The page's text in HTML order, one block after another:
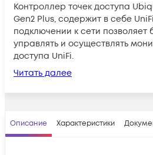
Контроллер точек доступа
Gen2 Plus, содержит в себе
подключении к сети позволяет
управлять и осуществлять
доступа UniFi.
Читать далее
Описание Характеристики